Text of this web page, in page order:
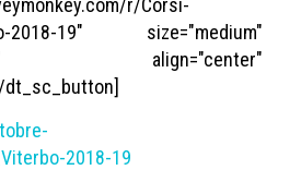
r/Corsi-
2018-19" size="medium"
align="center"
dt_sc_button]